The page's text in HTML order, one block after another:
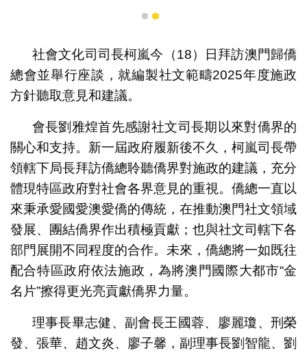
1 2
社會文化司司長柯嵐今（18）日拜訪澳門歸僑
總會並舉行座談，就編製社文範疇2025年度施政
方針聽取意見和建議。
會長劉雅煌首先感謝社文司長期以來對僑界的
關心和支持。新一屆政府履新後不久，柯嵐司長帶
領轄下局長拜訪僑總聆聽僑界對施政的建議，充分
體現特區政府對社會各界意見的重視。僑總一直以
來秉承愛國愛澳愛僑的傳統，在推動澳門社文領域
發展、團結僑界作出積極貢獻；也與社文司轄下各
部門展開不同程度的合作。未來，僑總將一如既往
配合特區政府依法施政，為將澳門國際大都市“金
名片”擦得更光亮貢獻僑界力量。
理事長畢志健、副會長王國蓉、廖麗瓊、刑榮
發、張華、趙文炎、廖子馨，副理事長劉智龍、劉